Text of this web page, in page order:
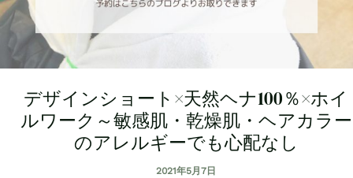
デザインショート×天然ヘナ100％×ホイ
ルワーク～敏感肌・乾燥肌・ヘアカラー
のアレルギーでも心配なし
2021年5月7日